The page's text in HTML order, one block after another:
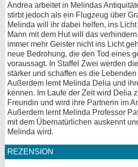
Andrea arbeitet in Melindas
stirbt jedoch als ein Flugzeug über
Melinda will ihr dabei helfen, ins
Mann mit dem Hut will das
immer mehr Geister nicht ins Licht
neue Bedrohung, die den Tod eines
voraussagt. In Staffel Zwei werden
stärker und schaffen es die
Außerdem lernt Melinda Delia und
kennen. Im Laufe der Zeit wird Delia
Freundin und wird ihre Partnerin im
Außerdem lernt Melinda Professor
mit dem Übernatürlichen auskennt
Melinda wird.
REZENSION
Desktop-
myFanbase